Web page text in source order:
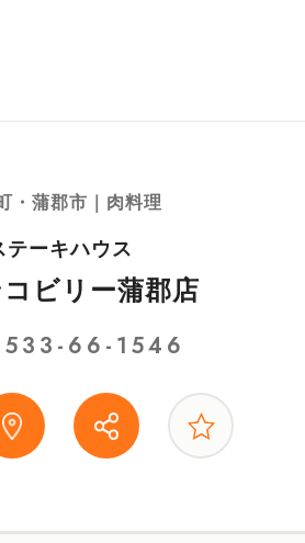
・蒲郡市｜肉料理
テーキハウス
ビリー蒲郡店
66-1546